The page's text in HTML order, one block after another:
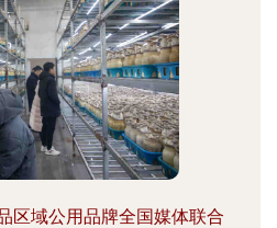
区域公用品牌全国媒体联合